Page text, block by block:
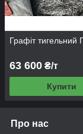
Графіт тигельний
63 600 ₴/т
Купити
Про нас